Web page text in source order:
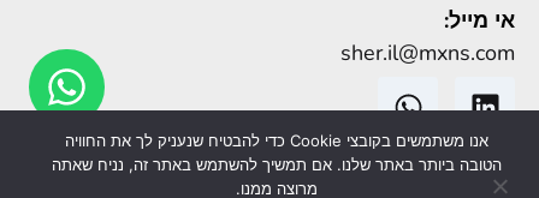
אי מייל:
sher.il@mxns.com
אנו משתמשים בקובצי Cookie כדי להבטיח שנעניק לך את החוויה
הטובה ביותר באתר שלנו. אם תמשיך להשתמש באתר זה, נניח שאתה
מרוצה ממנו.